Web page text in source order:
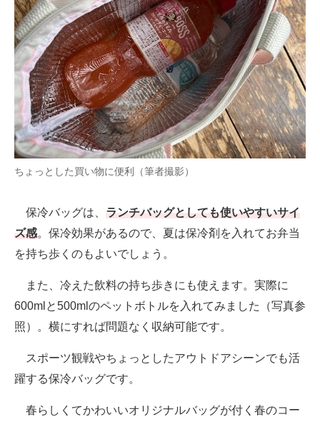
ちょっとした買い物に便利（筆者撮影）
保冷バッグは、 ランチバッグとしても使いやすいサイ
ズ感。保冷効果があるので、夏は保冷剤を入れてお弁当
を持ち歩くのもよいでしょう。
また、冷えた飲料の持ち歩きにも使えます。実際に
600mlと500mlのペットボトルを入れてみました（写真参
照）。横にすれば問題なく収納可能です。
スポーツ観戦やちょっとしたアウトドアシーンでも活
躍する保冷バッグです。
春らしくてかわいいオリジナルバッグが付く春のコー